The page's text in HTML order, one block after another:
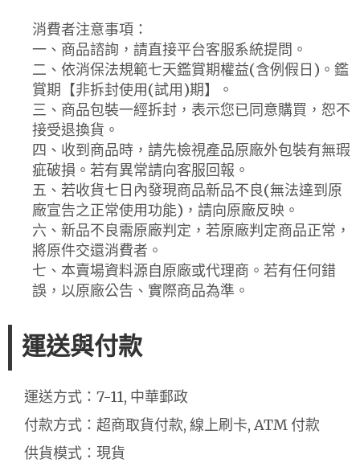
消費者注意事項：
一、商品諮詢，請直接平台客服系統提問。
二、依消保法規範七天鑑賞期權益(含例假日)。鑑
賞期【非拆封使用(試用)期】。
三、商品包裝一經拆封，表示您已同意購買，恕不
接受退換貨。
四、收到商品時，請先檢視產品原廠外包裝有無瑕
疵破損。若有異常請向客服回報。
五、若收貨七日內發現商品新品不良(無法達到原
廠宣告之正常使用功能)，請向原廠反映。
六、新品不良需原廠判定，若原廠判定商品正常，
將原件交還消費者。
七、本賣場資料源自原廠或代理商。若有任何錯
誤，以原廠公告、實際商品為準。
運送與付款
運送方式：7-11, 中華郵政
付款方式：超商取貨付款, 線上刷卡, ATM 付款
供貨模式：現貨